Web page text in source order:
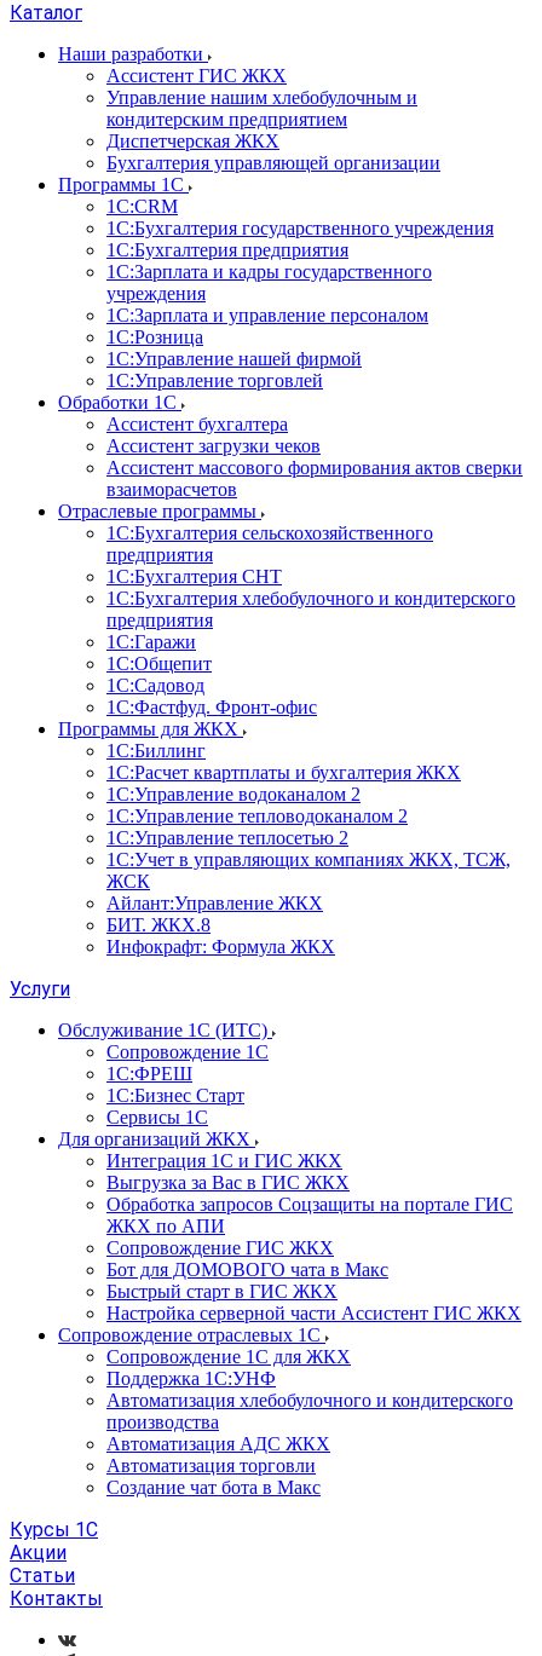
Каталог
Наши разработки
Ассистент ГИС ЖКХ
Управление нашим хлебобулочным и
кондитерским предприятием
Диспетчерская ЖКХ
Бухгалтерия управляющей организации
Программы 1С
1С:CRM
1С:Бухгалтерия государственного учреждения
1С:Бухгалтерия предприятия
1С:Зарплата и кадры государственного
учреждения
1С:Зарплата и управление персоналом
1С:Розница
1С:Управление нашей фирмой
1С:Управление торговлей
Обработки 1С
Ассистент бухгалтера
Ассистент загрузки чеков
Ассистент массового формирования актов сверки
взаиморасчетов
Отраслевые программы
1С:Бухгалтерия сельскохозяйственного
предприятия
1С:Бухгалтерия СНТ
1С:Бухгалтерия хлебобулочного и кондитерского
предприятия
1С:Гаражи
1С:Общепит
1С:Садовод
1С:Фастфуд. Фронт-офис
Программы для ЖКХ
1С:Биллинг
1С:Расчет квартплаты и бухгалтерия ЖКХ
1С:Управление водоканалом 2
1С:Управление тепловодоканалом 2
1С:Управление теплосетью 2
1С:Учет в управляющих компаниях ЖКХ, ТСЖ,
ЖСК
Айлант:Управление ЖКХ
БИТ. ЖКХ.8
Инфокрафт: Формула ЖКХ
Услуги
Обслуживание 1С (ИТС)
Сопровождение 1С
1С:ФРЕШ
1С:Бизнес Старт
Сервисы 1С
Для организаций ЖКХ
Интеграция 1С и ГИС ЖКХ
Выгрузка за Вас в ГИС ЖКХ
Обработка запросов Соцзащиты на портале ГИС
ЖКХ по АПИ
Сопровождение ГИС ЖКХ
Бот для ДОМОВОГО чата в Макс
Быстрый старт в ГИС ЖКХ
Настройка серверной части Ассистент ГИС ЖКХ
Сопровождение отраслевых 1С
Сопровождение 1С для ЖКХ
Поддержка 1С:УНФ
Автоматизация хлебобулочного и кондитерского
производства
Автоматизация АДС ЖКХ
Автоматизация торговли
Создание чат бота в Макс
Курсы 1С
Акции
Статьи
Контакты